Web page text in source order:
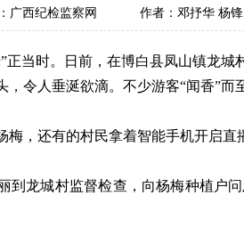
广西纪检监察网 作者：邓抒华 杨锋
当时。日前，在博白县凤山镇龙城
令人垂涎欲滴。不少游客“闻香”而
还有的村民拿着智能手机开启直
龙城村监督检查，向杨梅种植户问